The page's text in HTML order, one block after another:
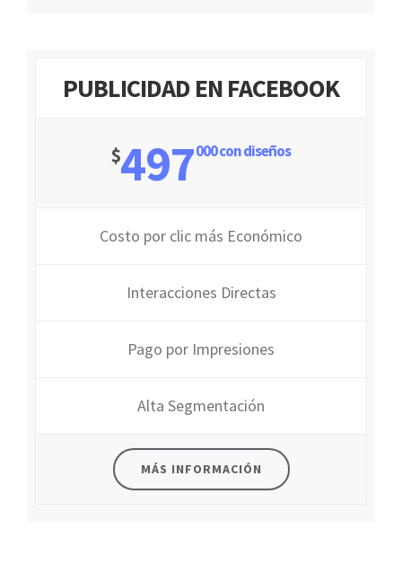
PUBLICIDAD EN FACEBOOK
$497000 con diseños
Costo por clic más Económico
Interacciones Directas
Pago por Impresiones
Alta Segmentación
MÁS INFORMACIÓN